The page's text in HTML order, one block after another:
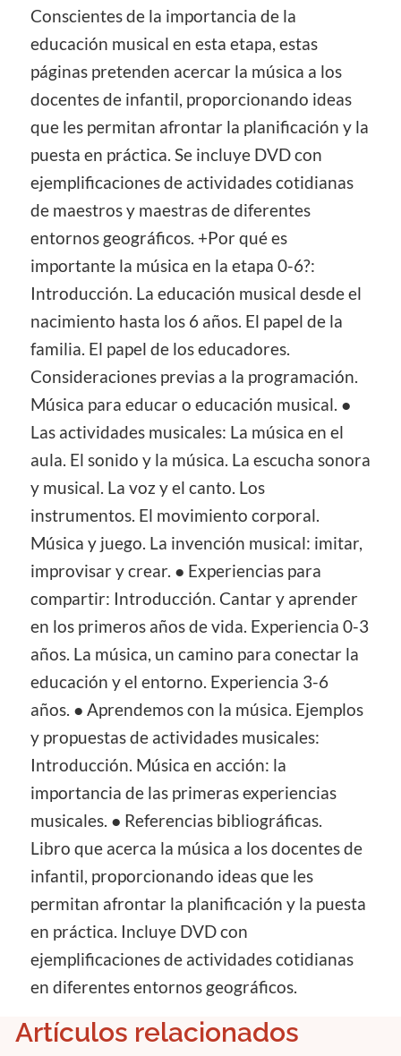
Conscientes de la importancia de la
educación musical en esta etapa, estas
páginas pretenden acercar la música a los
docentes de infantil, proporcionando ideas
que les permitan afrontar la planificación y la
puesta en práctica. Se incluye DVD con
ejemplificaciones de actividades cotidianas
de maestros y maestras de diferentes
entornos geográficos. +Por qué es
importante la música en la etapa 0-6?:
Introducción. La educación musical desde el
nacimiento hasta los 6 años. El papel de la
familia. El papel de los educadores.
Consideraciones previas a la programación.
Música para educar o educación musical. ●
Las actividades musicales: La música en el
aula. El sonido y la música. La escucha sonora
y musical. La voz y el canto. Los
instrumentos. El movimiento corporal.
Música y juego. La invención musical: imitar,
improvisar y crear. ● Experiencias para
compartir: Introducción. Cantar y aprender
en los primeros años de vida. Experiencia 0-3
años. La música, un camino para conectar la
educación y el entorno. Experiencia 3-6
años. ● Aprendemos con la música. Ejemplos
y propuestas de actividades musicales:
Introducción. Música en acción: la
importancia de las primeras experiencias
musicales. ● Referencias bibliográficas.
Libro que acerca la música a los docentes de
infantil, proporcionando ideas que les
permitan afrontar la planificación y la puesta
en práctica. Incluye DVD con
ejemplificaciones de actividades cotidianas
en diferentes entornos geográficos.
Artículos relacionados